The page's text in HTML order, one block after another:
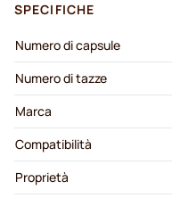
SPECIFICHE
Numero di capsule
Numero di tazze
Marca
Compatibilità
Proprietà